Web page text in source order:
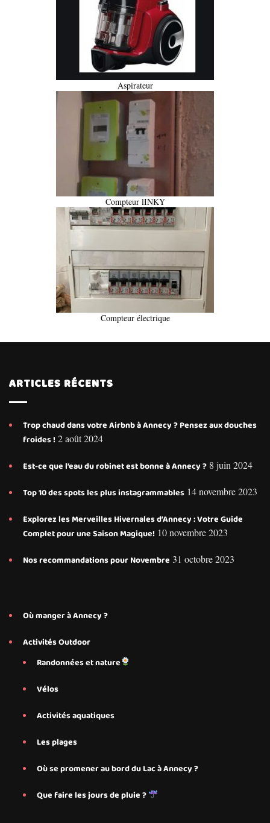
Aspirateur
Compteur lINKY
Compteur électrique
ARTICLES RÉCENTS
Trop chaud dans votre Airbnb à Annecy ? Pensez aux douches
froides ! 2 août 2024
Est-ce que l’eau du robinet est bonne à Annecy ? 8 juin 2024
Top 10 des spots les plus instagrammables 14 novembre 2023
Explorez les Merveilles Hivernales d’Annecy : Votre Guide
Complet pour une Saison Magique! 10 novembre 2023
Nos recommandations pour Novembre 31 octobre 2023
Où manger à Annecy ?
Activités Outdoor
Randonnées et nature
Vélos
Activités aquatiques
Les plages
Où se promener au bord du Lac à Annecy ?
Que faire les jours de pluie ?